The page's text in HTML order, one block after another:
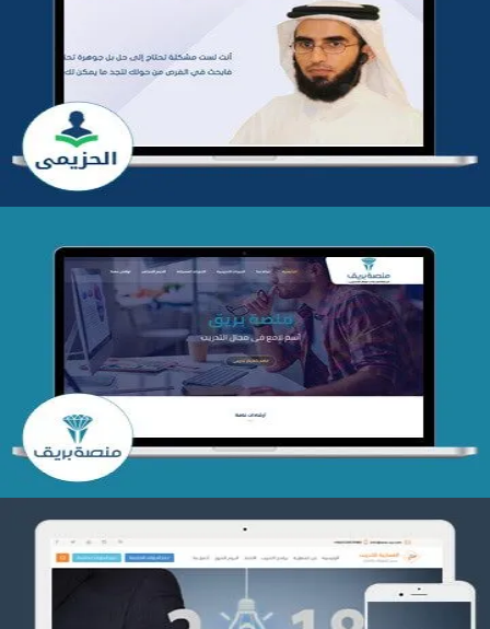
تطوير موقع المدرب ياسر الحزيمي
التفاصيل
تصميم منصة بريق
التفاصيل
تصميم العمارية للتدريب